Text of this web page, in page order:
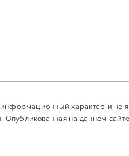
характер и не
на данном